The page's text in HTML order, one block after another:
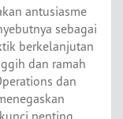
antusiasme
sebagai
berkelanjutan
dan ramah
dan
penting